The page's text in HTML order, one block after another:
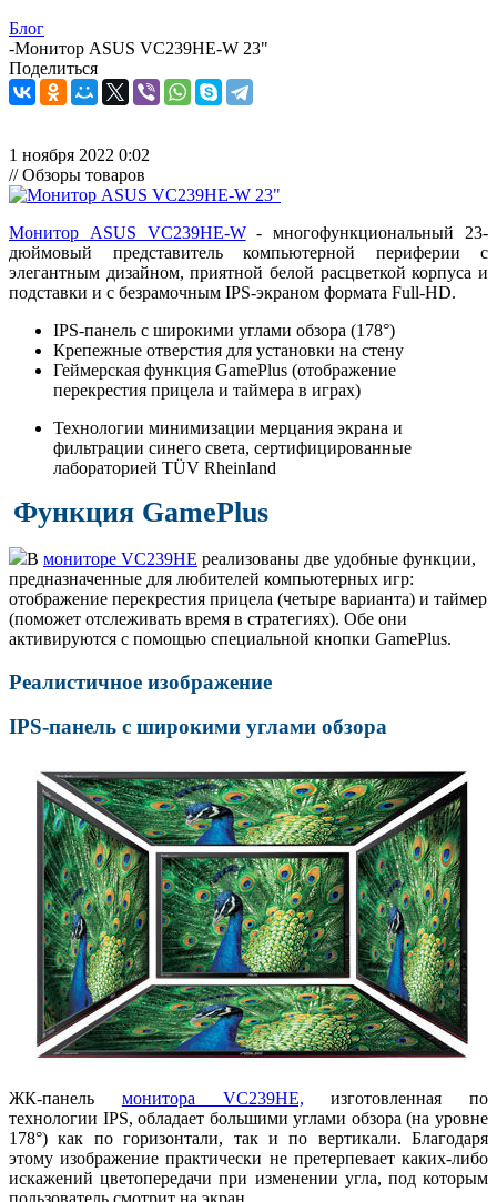
Блог
-Монитор ASUS VC239HE-W 23"
Поделиться
1 ноября 2022 0:02
// Обзоры товаров
Монитор ASUS VC239HE-W- многофункциональный 23-
дюймовый представитель компьютерной периферии с
элегантным дизайном, приятной белой расцветкой корпуса и
подставки и с безрамочным IPS-экраном формата Full-HD.
IPS-панель с широкими углами обзора (178°)
Крепежные отверстия для установки на стену
Геймерская функция GamePlus (отображение
перекрестия прицела и таймера в играх)
Технологии минимизации мерцания экрана и
фильтрации синего света, сертифицированные
лабораторией TÜV Rheinland
Функция GamePlus
В мониторе VC239HE реализованы две удобные функции,
предназначенные для любителей компьютерных игр:
отображение перекрестия прицела (четыре варианта) и таймер
(поможет отслеживать время в стратегиях). Обе они
активируются с помощью специальной кнопки GamePlus.
Реалистичное изображение
IPS-панель с широкими углами обзора
ЖК-панель монитора VC239HE, изготовленная по
технологии IPS, обладает большими углами обзора (на уровне
178°) как по горизонтали, так и по вертикали. Благодаря
этому изображение практически не претерпевает каких-либо
искажений цветопередачи при изменении угла, под которым
пользователь смотрит на экран.